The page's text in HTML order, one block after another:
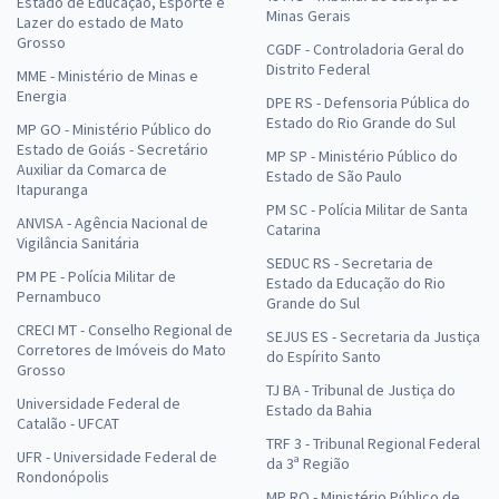
Lazer do estado de Mato
Grosso
MME - Ministério de Minas e
Energia
MP GO - Ministério Público do
Estado de Goiás - Secretário
Auxiliar da Comarca de
Itapuranga
ANVISA - Agência Nacional de
Vigilância Sanitária
PM PE - Polícia Militar de
Pernambuco
CRECI MT - Conselho Regional de
Corretores de Imóveis do Mato
Grosso
Universidade Federal de
Catalão - UFCAT
UFR - Universidade Federal de
Rondonópolis
Minas Gerais
CGDF - Controladoria Geral do
Distrito Federal
DPE RS - Defensoria Pública do
Estado do Rio Grande do Sul
MP SP - Ministério Público do
Estado de São Paulo
PM SC - Polícia Militar de Santa
Catarina
SEDUC RS - Secretaria de
Estado da Educação do Rio
Grande do Sul
SEJUS ES - Secretaria da Justiça
do Espírito Santo
TJ BA - Tribunal de Justiça do
Estado da Bahia
TRF 3 - Tribunal Regional Federal
da 3ª Região